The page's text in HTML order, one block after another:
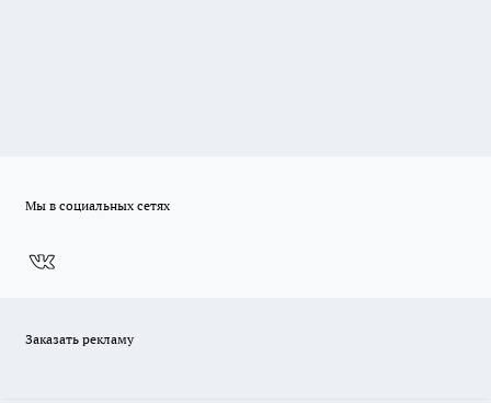
Мы в социальных сетях
Заказать рекламу